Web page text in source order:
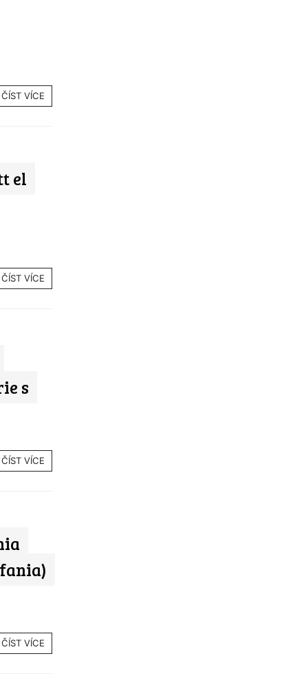
ČÍST VÍCE
el
ČÍST VÍCE
s
ČÍST VÍCE
ČÍST VÍCE